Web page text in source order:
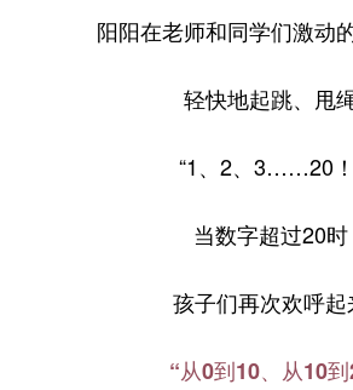
阳阳在老师和同学们激动
轻快地起跳、甩
“1、2、3……20
当数字超过20时
孩子们再次欢呼起
“从0到10、从10